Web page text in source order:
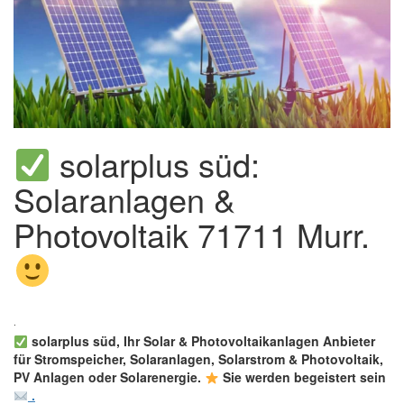
solarplus süd:
Solaranlagen &
Photovoltaik 71711 Murr.
solarplus süd, Ihr Solar & Photovoltaikanlagen Anbieter
für Stromspeicher, Solaranlagen, Solarstrom & Photovoltaik,
PV Anlagen oder Solarenergie.
Sie werden begeistert sein
.